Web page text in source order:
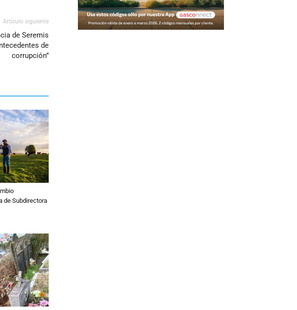
Artículo siguiente
de Seremis
de
corrupción”
de Subdirectora